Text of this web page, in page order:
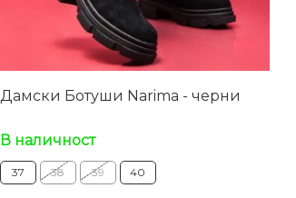
Дамски Ботуши Narima - черни
В наличност
37 38 39 40